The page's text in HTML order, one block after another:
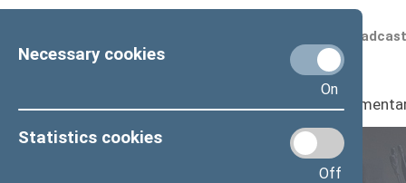
Necessary cookies
On
Statistics cookies
Off
Scheduled
Seimas I